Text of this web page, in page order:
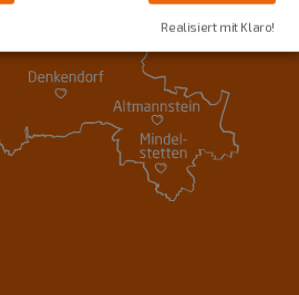
Realisiert mit Klaro!